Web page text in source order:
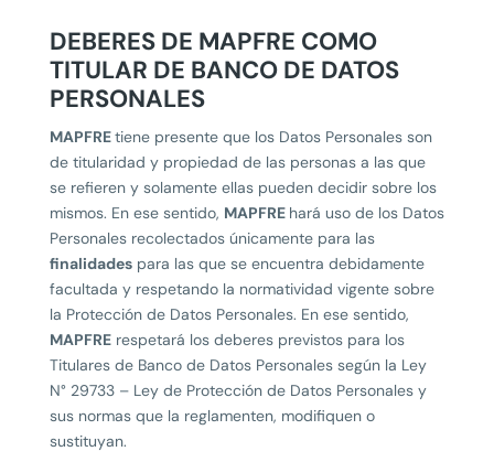
DEBERES DE MAPFRE COMO
TITULAR DE BANCO DE DATOS
PERSONALES
MAPFREtiene presente que los Datos Personales son
de titularidad y propiedad de las personas a las que
se refieren y solamente ellas pueden decidir sobre los
mismos. En ese sentido, MAPFRE hará uso de los Datos
Personales recolectados únicamente para las
finalidadespara las que se encuentra debidamente
facultada y respetando la normatividad vigente sobre
la Protección de Datos Personales. En ese sentido,
MAPFRErespetará los deberes previstos para los
Titulares de Banco de Datos Personales según la Ley
N° 29733 – Ley de Protección de Datos Personales y
sus normas que la reglamenten, modifiquen o
sustituyan.